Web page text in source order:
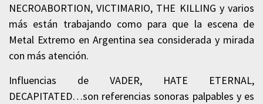
NECROABORTION, VICTIMARIO, THE KILLING y varios
más están trabajando como para que la escena de
Metal Extremo en Argentina sea considerada y mirada
con más atención.
Influencias de VADER, HATE ETERNAL,
DECAPITATED…son referencias sonoras palpables y es